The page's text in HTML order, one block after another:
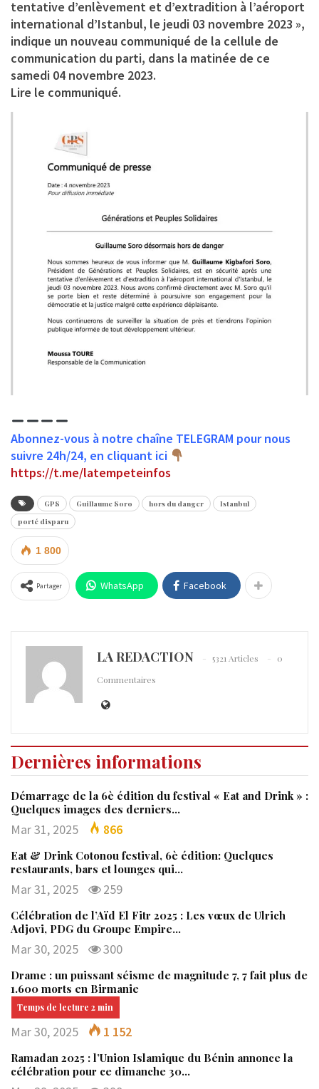
tentative d’enlèvement et d’extradition à l’aéroport
international d’Istanbul, le jeudi 03 novembre 2023 »,
indique un nouveau communiqué de la cellule de
communication du parti, dans la matinée de ce
samedi 04 novembre 2023.
Lire le communiqué.
Abonnez-vous à notre chaîne TELEGRAM pour nous
suivre 24h/24, en cliquant ici
https://t.me/latempeteinfos
GPS Guillaume Soro hors du danger
Istanbul
porté disparu
1 800
Partager WhatsApp Facebook
LA REDACTION 5321 Articles
0
Commentaires
Dernières informations
Démarrage de la 6è édition du festival « Eat and Drink » :
Quelques images des derniers…
Mar 31, 2025 866
Eat & Drink Cotonou festival, 6è édition: Quelques
restaurants, bars et lounges qui…
Mar 31, 2025 259
Célébration de l’Aïd El Fitr 2025 : Les vœux de Ulrich
Adjovi, PDG du Groupe Empire…
Mar 30, 2025 300
Drame : un puissant séisme de magnitude 7, 7 fait plus de
1.600 morts en Birmanie
Mar 30, 2025 1 152
Ramadan 2025 : l’Union Islamique du Bénin annonce la
célébration pour ce dimanche 30…